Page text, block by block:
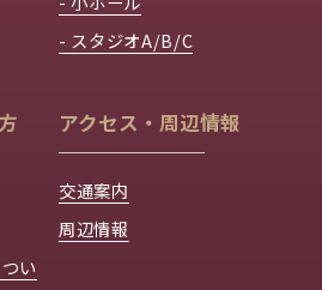
- スタジオA/B/C
い
アクセス・周辺情報
交通案内
周辺情報